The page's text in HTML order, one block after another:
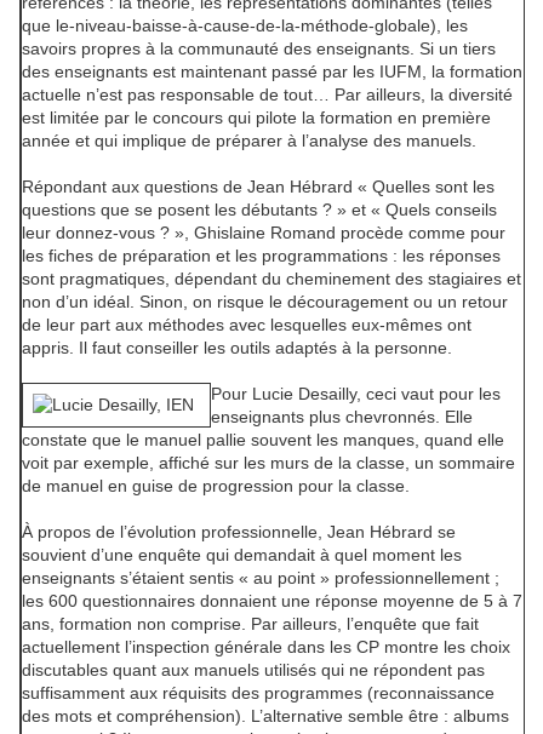
que le-niveau-baisse-à-cause-de-la-méthode-globale), les
savoirs propres à la communauté des enseignants. Si un tiers
des enseignants est maintenant passé par les IUFM, la formation
actuelle n’est pas responsable de tout… Par ailleurs, la diversité
est limitée par le concours qui pilote la formation en première
année et qui implique de préparer à l’analyse des manuels.
Répondant aux questions de Jean Hébrard « Quelles sont les
questions que se posent les débutants ? » et « Quels conseils
leur donnez-vous ? », Ghislaine Romand procède comme pour
les fiches de préparation et les programmations : les réponses
sont pragmatiques, dépendant du cheminement des stagiaires et
non d’un idéal. Sinon, on risque le découragement ou un retour
de leur part aux méthodes avec lesquelles eux-mêmes ont
appris. Il faut conseiller les outils adaptés à la personne.
Pour Lucie Desailly, ceci vaut pour les
enseignants plus chevronnés. Elle
constate que le manuel pallie souvent les manques, quand elle
voit par exemple, affiché sur les murs de la classe, un sommaire
de manuel en guise de progression pour la classe.
À propos de l’évolution professionnelle, Jean Hébrard se
souvient d’une enquête qui demandait à quel moment les
enseignants s’étaient sentis « au point » professionnellement ;
les 600 questionnaires donnaient une réponse moyenne de 5 à 7
ans, formation non comprise. Par ailleurs, l’enquête que fait
actuellement l’inspection générale dans les CP montre les choix
discutables quant aux manuels utilisés qui ne répondent pas
suffisamment aux réquisits des programmes (reconnaissance
des mots et compréhension). L’alternative semble être : albums